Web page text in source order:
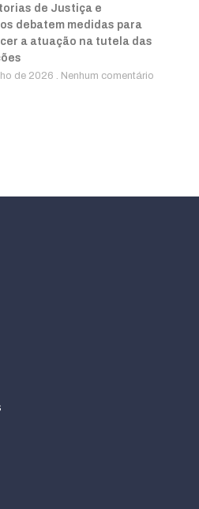
de Justiça e
debatem medidas para
a atuação na tutela das
de 2026 Nenhum comentário